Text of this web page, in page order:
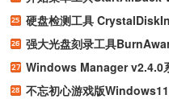
硬盘检测工具
强大光盘刻录工具
Windows Manager v2.4.0
不忘初心游戏版